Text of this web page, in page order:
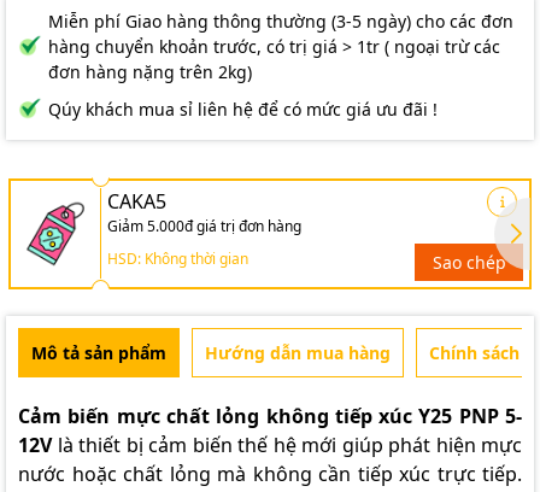
Miễn phí Giao hàng thông thường (3-5 ngày) cho các đơn
hàng chuyển khoản trước, có trị giá > 1tr ( ngoại trừ các
đơn hàng nặng trên 2kg)
Qúy khách mua sỉ liên hệ để có mức giá ưu đãi !
CAKA5
Giảm 5.000đ giá trị đơn hàng
HSD: Không thời gian
Sao chép
Mô tả sản phẩm Hướng dẫn mua hàng Chính sách
Cảm biến mực chất lỏng không tiếp xúc Y25 PNP 5-
12Vlà thiết bị cảm biến thế hệ mới giúp phát hiện mực
nước hoặc chất lỏng mà không cần tiếp xúc trực tiếp.